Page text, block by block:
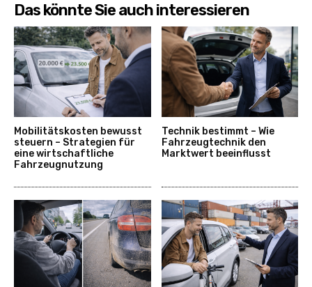
Das könnte Sie auch interessieren
Mobilitätskosten bewusst
steuern – Strategien für
eine wirtschaftliche
Fahrzeugnutzung
Technik bestimmt – Wie
Fahrzeugtechnik den
Marktwert beeinflusst